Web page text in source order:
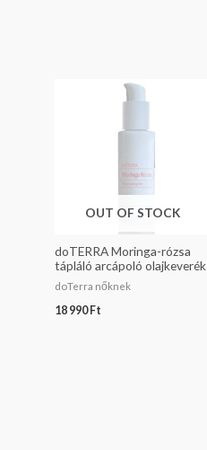
OUT OF STOCK
doTERRA Moringa-rózsa
tápláló arcápoló olajkeverék
doTerra nőknek
18 990 Ft